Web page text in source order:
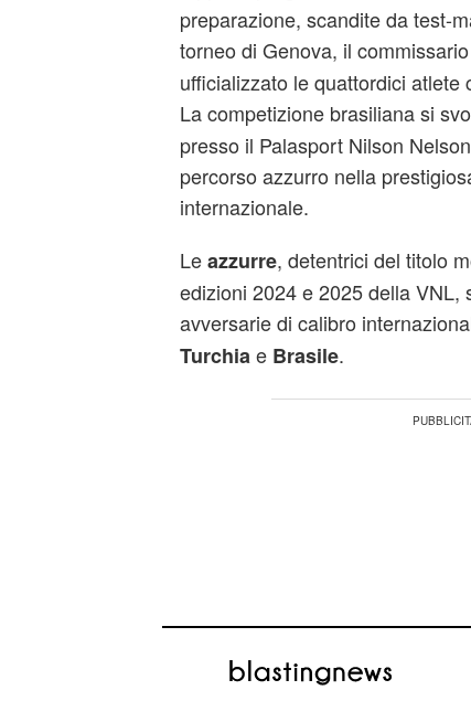
preparazione, scandite da test-
torneo di Genova, il
ufficializzato le quattordici atlete
La competizione brasiliana si
presso il Palasport Nilson
percorso azzurro nella
internazionale.
Leazzurre, detentrici del titolo
edizioni 2024 e 2025 della VNL,
avversarie di calibro
Turchia e Brasile.